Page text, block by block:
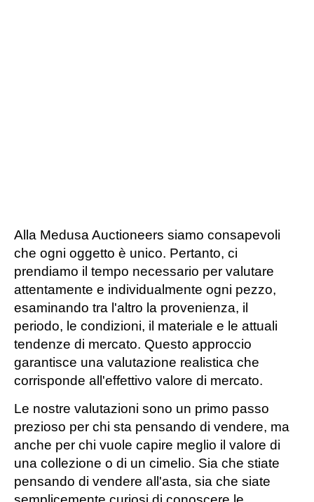
Alla Medusa Auctioneers siamo consapevoli
che ogni oggetto è unico. Pertanto, ci
prendiamo il tempo necessario per valutare
attentamente e individualmente ogni pezzo,
esaminando tra l'altro la provenienza, il
periodo, le condizioni, il materiale e le attuali
tendenze di mercato. Questo approccio
garantisce una valutazione realistica che
corrisponde all'effettivo valore di mercato.
Le nostre valutazioni sono un primo passo
prezioso per chi sta pensando di vendere, ma
anche per chi vuole capire meglio il valore di
una collezione o di un cimelio. Sia che stiate
pensando di vendere all'asta, sia che siate